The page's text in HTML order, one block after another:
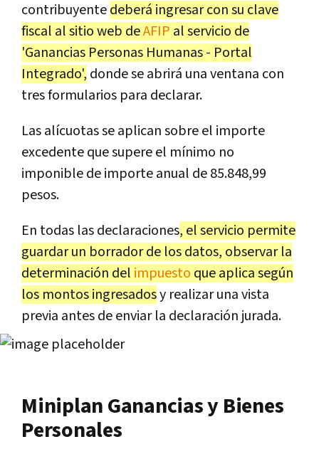
contribuyentedeberá ingresar con su clave
fiscal al sitio web deAFIP al servicio de
'Ganancias Personas Humanas - Portal
Integrado', donde se abrirá una ventana con
tres formularios para declarar.
Las alícuotas se aplican sobre el importe
excedente que supere el mínimo no
imponible de importe anual de 85.848,99
pesos.
En todas las declaraciones, el servicio permite
guardar un borrador de los datos, observar la
determinación del impuesto que aplica según
los montos ingresadosy realizar una vista
previa antes de enviar la declaración jurada.
Miniplan Ganancias y Bienes
Personales